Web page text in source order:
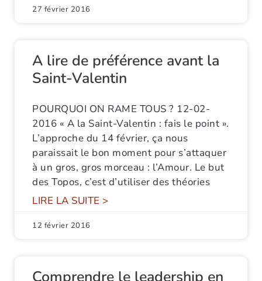
27 février 2016
A lire de préférence avant la
Saint-Valentin
POURQUOI ON RAME TOUS ? 12-02-
2016 « A la Saint-Valentin : fais le point ».
L’approche du 14 février, ça nous
paraissait le bon moment pour s’attaquer
à un gros, gros morceau : l’Amour. Le but
des Topos, c’est d’utiliser des théories
LIRE LA SUITE >
12 février 2016
Comprendre le leadership en